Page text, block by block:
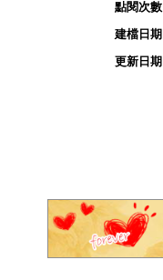
點閱次數
建檔日期
更新日期